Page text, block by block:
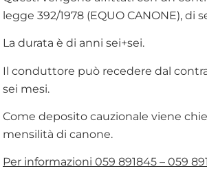
legge 392/1978 (EQUO CANONE),
La durata è di anni sei+sei.
Il conduttore può recedere dal
sei mesi.
Come deposito cauzionale viene
mensilità di canone.
Per informazioni 059 891845 – 059